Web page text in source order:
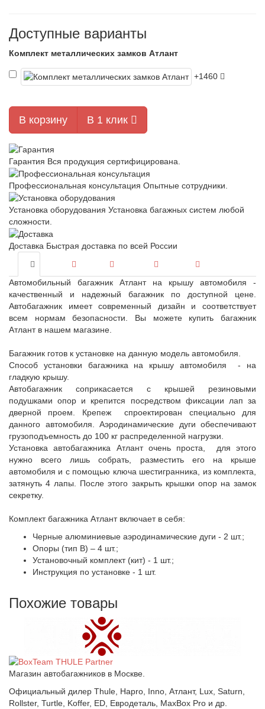
Доступные варианты
Комплект металлических замков Атлант
+1460
В корзину В 1 клик
Гарантия Вся продукция сертифицирована.
Профессиональная консультация Опытные сотрудники.
Установка оборудования Установка багажных систем любой
сложности.
Доставка Быстрая доставка по всей России
Автомобильный багажник Атлант на крышу автомобиля -
качественный и надежный багажник по доступной цене.
Автобагажник имеет современный дизайн и соответствует
всем нормам безопасности. Вы можете купить багажник
Атлант в нашем магазине.
Багажник готов к установке на данную модель автомобиля.
Способ установки багажника на крышу автомобиля - на
гладкую крышу.
Автобагажник соприкасается с крышей резиновыми
подушками опор и крепится посредством фиксации лап за
дверной проем. Крепеж спроектирован специально для
данного автомобиля. Аэродинамические дуги обеспечивают
грузоподъемность до 100 кг распределенной нагрузки.
Установка автобагажника Атлант очень проста, для этого
нужно всего лишь собрать, разместить его на крыше
автомобиля и с помощью ключа шестигранника, из комплекта,
затянуть 4 лапы. После этого закрыть крышки опор на замок
секретку.
Комплект багажника Атлант включает в себя:
Черные алюминиевые аэродинамические дуги - 2 шт.;
Опоры (тип B) – 4 шт.;
Установочный комплект (кит) - 1 шт.;
Инструкция по установке - 1 шт.
Похожие товары
Магазин автобагажников в Москве.
Официальный дилер Thule, Hapro, Inno, Атлант, Lux, Saturn,
Rollster, Turtle, Koffer, ED, Евродеталь, MaxBox Pro и др.